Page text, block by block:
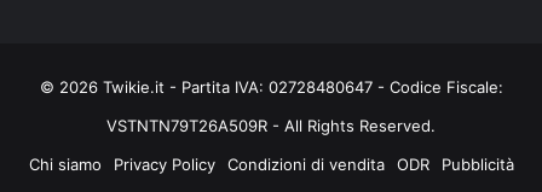
© 2026 Twikie.it - Partita IVA: 02728480647 - Codice Fiscale:
VSTNTN79T26A509R - All Rights Reserved.
Chi siamo
Privacy Policy Condizioni di vendita ODR
Pubblicità